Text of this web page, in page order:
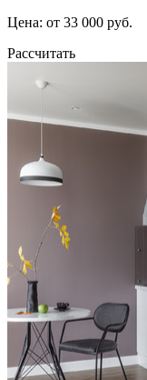
Цена: от 33 000 руб.
Рассчитать